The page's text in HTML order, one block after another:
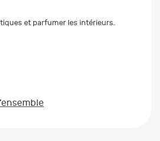
et parfumer les intérieurs.